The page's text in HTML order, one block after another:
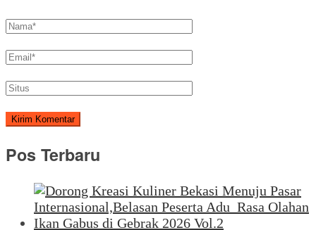
Pos Terbaru